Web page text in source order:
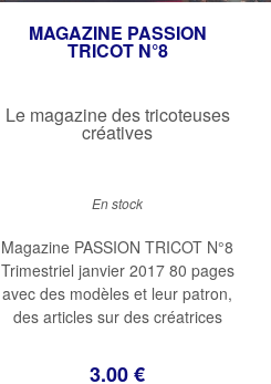
MAGAZINE PASSION
TRICOT N°8
Le magazine des tricoteuses
créatives
3.00€
En stock
Magazine PASSION TRICOT N°8
Trimestriel janvier 2017 80 pages
avec des modèles et leur patron,
des articles sur des créatrices
Malheureusement ce magazine